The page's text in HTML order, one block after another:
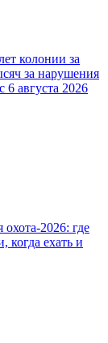
колонии за
за нарушения
6 августа 2026
охота-2026: где
когда ехать и